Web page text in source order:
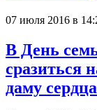
07 июля 2016 в
В День
сразиться
даму сердца